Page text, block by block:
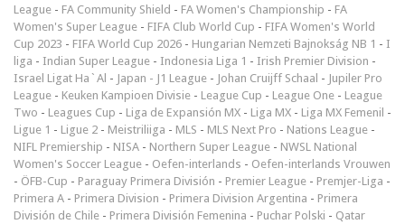
League - FA Community Shield - FA Women's Championship - FA
Women's Super League - FIFA Club World Cup - FIFA Women's World
Cup 2023 - FIFA World Cup 2026 - Hungarian Nemzeti Bajnokság NB 1 - I
liga - Indian Super League - Indonesia Liga 1 - Irish Premier Division -
Israel Ligat Ha`Al - Japan - J1 League - Johan Cruijff Schaal - Jupiler Pro
League - Keuken Kampioen Divisie - League Cup - League One - League
Two - Leagues Cup - Liga de Expansión MX - Liga MX - Liga MX Femenil -
Ligue 1 - Ligue 2 - Meistriliiga - MLS - MLS Next Pro - Nations League -
NIFL Premiership - NISA - Northern Super League - NWSL National
Women's Soccer League - Oefen-interlands - Oefen-interlands Vrouwen
- ÖFB-Cup - Paraguay Primera División - Premier League - Premjer-Liga -
Primera A - Primera Division - Primera Division Argentina - Primera
División de Chile - Primera División Femenina - Puchar Polski - Qatar